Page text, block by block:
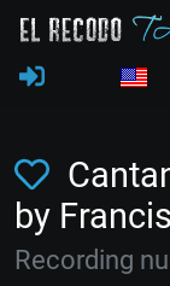
by
Recording